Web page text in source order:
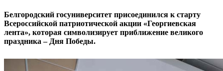
Белгородский госуниверситет присоединился к старту
Всероссийской патриотической акции «Георгиевская
лента», которая символизирует приближение великого
праздника – Дня Победы.